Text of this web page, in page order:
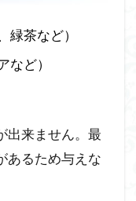
緑茶など）
など）
出来ません。最
あるため与えな